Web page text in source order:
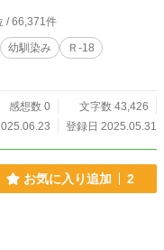
/ 66,371件
幼馴染み
Ｒ-18
感想数 0
文字数 43,426
登録日 2025.05.31
お気に入り追加 2